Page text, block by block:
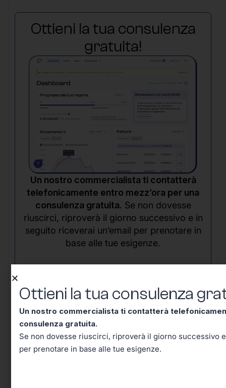
Ottieni la tua consulenza
gratuita!
Un nostro commercialista ti contatterà
telefonicamente entro mezz’ora per una
consulenza gratuita. Se non dovesse
riuscirci, riproverà il giorno successivo e in
seguito riceverai un’email per prenotare in
base alle tue esigenze.
Conclusione – Tutto Quello
Che Dovevi Sapere Sul Codice
Ottieni la tua consulenza
Un nostro commercialista ti contatterà
consulenza gratuita.
Se non dovesse riuscirci, riproverà il giorno successivo
per prenotare in base alle tue esigenze.